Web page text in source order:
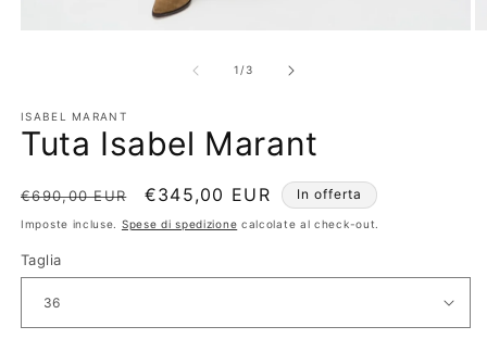
finestra
modale
1/su
3
ISABEL MARANT
Tuta Isabel Marant
Prezzo
di
€690,00 EUR
Prezzo
scontato
€345,00 EUR In offerta
Imposte incluse. Spese di spedizione calcolate al check-out.
Taglia